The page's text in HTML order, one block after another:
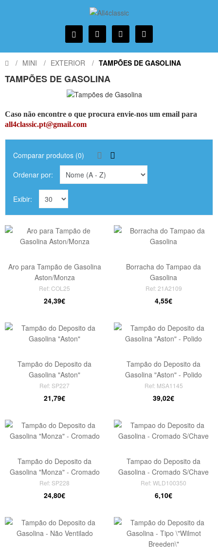
MINI EXTERIOR TAMPÕES DE GASOLINA
TAMPÕES DE GASOLINA
Caso não encontre o que procura envie-nos um email para
all4classic.pt@gmail.com
Comparar produtos (0)
Ordenar por:
Exibir:
Aro para Tampão de Gasolina
Aston/Monza
Ref: COL25
24,39€
Borracha do Tampao da
Gasolina
Ref: 21A2109
4,55€
Tampão do Deposito da
Gasolina "Aston"
Ref: SP227
21,79€
Tampão do Deposito da
Gasolina "Aston" - Polido
Ref: MSA1145
39,02€
Tampão do Deposito da
Gasolina "Monza" - Cromado
Ref: SP228
24,80€
Tampao do Deposito da
Gasolina - Cromado S/Chave
Ref: WLD100350
6,10€